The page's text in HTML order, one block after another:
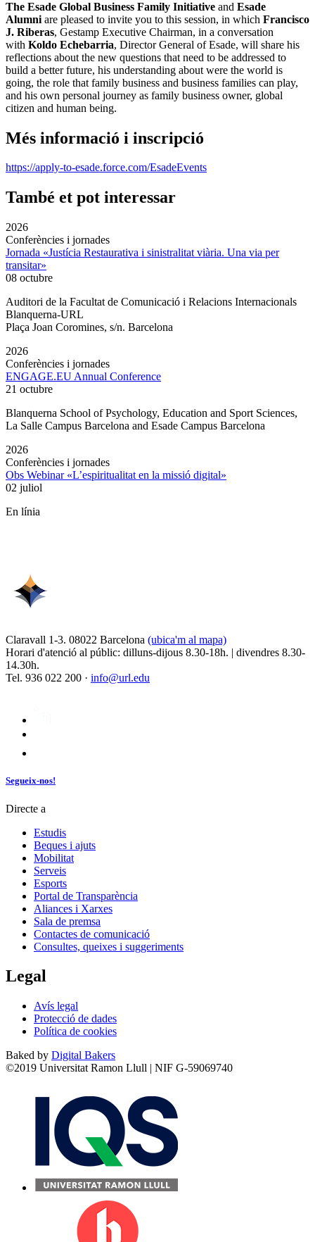
The Esade Global Business Family Initiative and Esade
Alumni are pleased to invite you to this session, in which Francisco
J. Riberas, Gestamp Executive Chairman, in a conversation
with Koldo Echebarria, Director General of Esade, will share his
reflections about the new questions that need to be addressed to
build a better future, his understanding about were the world is
going, the role that family business and business families can play,
and his own personal journey as family business owner, global
citizen and human being.
Més informació i inscripció
https://apply-to-esade.force.com/EsadeEvents
També et pot interessar
2026
Conferències i jornades
Jornada «Justícia Restaurativa i sinistralitat viària. Una via per
transitar»
08 octubre
Auditori de la Facultat de Comunicació i Relacions Internacionals
Blanquerna-URL
Plaça Joan Coromines, s/n. Barcelona
2026
Conferències i jornades
ENGAGE.EU Annual Conference
21 octubre
Blanquerna School of Psychology, Education and Sport Sciences,
La Salle Campus Barcelona and Esade Campus Barcelona
2026
Conferències i jornades
Obs Webinar «L’espiritualitat en la missió digital»
02 juliol
En línia
Claravall 1-3. 08022 Barcelona (ubica'm al mapa)
Horari d'atenció al públic: dilluns-dijous 8.30-18h. | divendres 8.30-
14.30h.
Tel. 936 022 200 · info@url.edu
Segueix-nos!
Directe a
Estudis
Beques i ajuts
Mobilitat
Serveis
Esports
Portal de Transparència
Aliances i Xarxes
Sala de premsa
Contactes de comunicació
Consultes, queixes i suggeriments
Legal
Avís legal
Protecció de dades
Política de cookies
Baked by Digital Bakers
©2019 Universitat Ramon Llull | NIF G-59069740